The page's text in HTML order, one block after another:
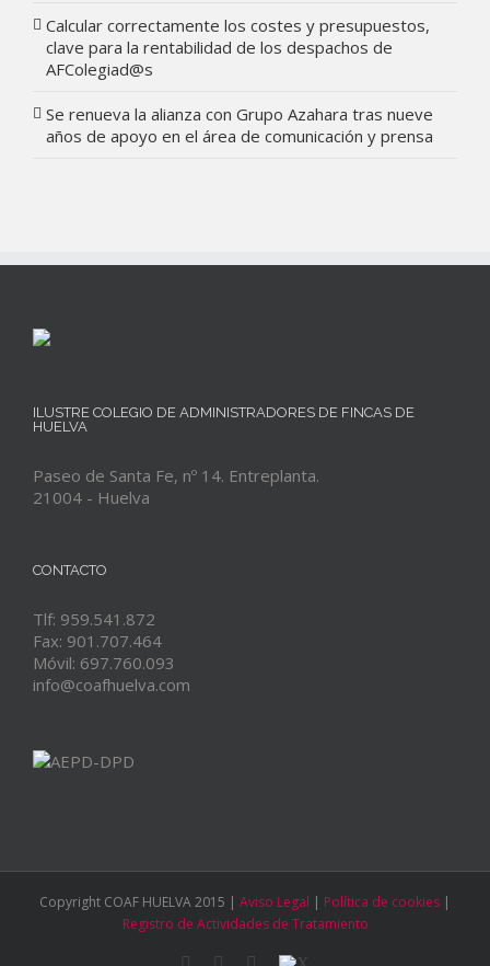
Calcular correctamente los costes y presupuestos,
clave para la rentabilidad de los despachos de
AFColegiad@s
Se renueva la alianza con Grupo Azahara tras nueve
años de apoyo en el área de comunicación y prensa
ILUSTRE COLEGIO DE ADMINISTRADORES DE FINCAS DE
HUELVA
Paseo de Santa Fe, nº 14. Entreplanta.
21004 - Huelva
CONTACTO
Tlf: 959.541.872
Fax: 901.707.464
Móvil: 697.760.093
info@coafhuelva.com
Copyright COAF HUELVA 2015 | Aviso Legal | Política de cookies |
Registro de Actividades de Tratamiento